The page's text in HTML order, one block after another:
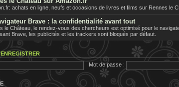
achats en ligne, neufs et occasions de livres et films sur Rennes le
Brave : la confidentialité avant tout
le Château, le rendez-vous des chercheurs est optimisé pour le
Brave, les publicités et les trackers sont bloqués par défaut.
Mot de passe :